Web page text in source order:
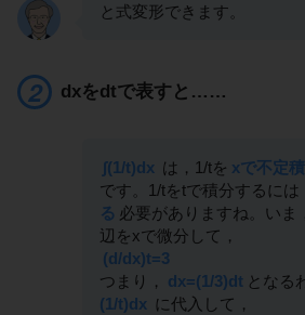
と式変形できます。
dxをdtで表すと……
∫(1/t)dx は，1/tを xで不定
です。1/tをtで積分するには
る 必要がありますね。いま，
辺をxで微分して，
(d/dx)t=3
つまり，
dx=(1/3)dt となる
(1/t)dx に代入して，